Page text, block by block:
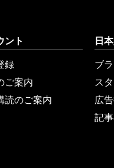
ント
録
ご案内
読のご案内
日
ブ
ス
広
記